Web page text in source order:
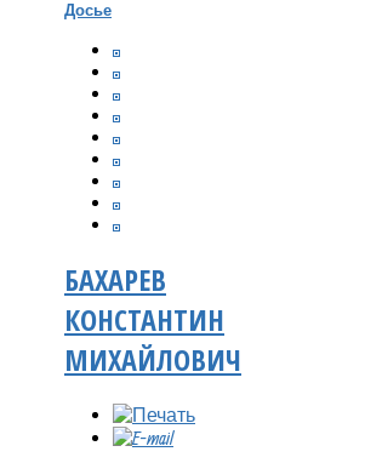
Досье
БАХАРЕВ
КОНСТАНТИН
МИХАЙЛОВИЧ